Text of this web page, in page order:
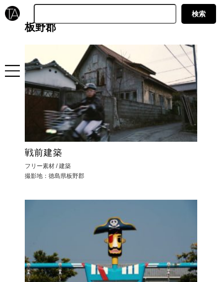
板野郡
戦前建築
フリー素材 / 建築
撮影地：徳島県板野郡